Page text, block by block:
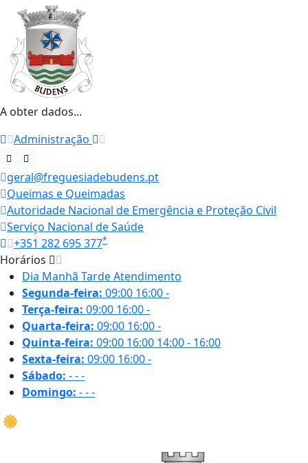
A obter dados...
Administração
geral@freguesiadebudens.pt
Queimas e Queimadas
Autoridade Nacional de Emergência e Proteção Civil
Serviço Nacional de Saúde
+351 282 695 377*
Horários
Dia Manhã TardeAtendimento
Segunda-feira: 09:00 16:00-
Terça-feira: 09:00 16:00-
Quarta-feira: 09:00 16:00-
Quinta-feira: 09:00 16:00 14:00 - 16:00
Sexta-feira: 09:00 16:00-
Sábado: ---
Domingo: ---